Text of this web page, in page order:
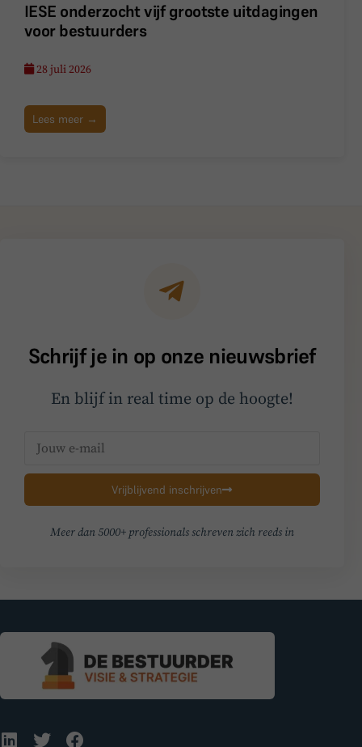
IESE onderzocht vijf grootste uitdagingen
voor bestuurders
28 juli 2026
Lees meer →
Schrijf je in op onze nieuwsbrief
En blijf in real time op de hoogte!
Vrijblijvend inschrijven
Meer dan 5000+ professionals schreven zich reeds in